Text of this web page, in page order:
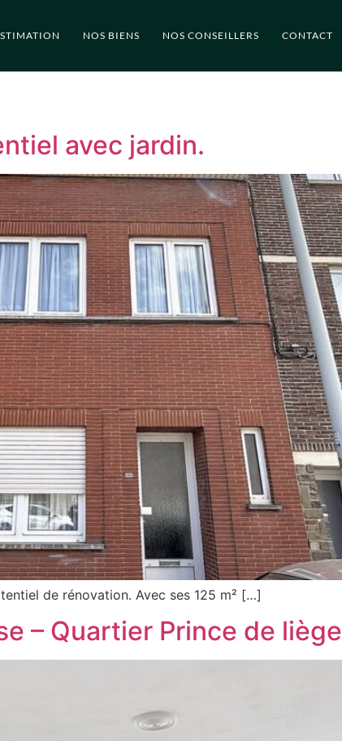
NOS BIENS NOS CONSEILLERS CONTACT
avec jardin.
de rénovation. Avec ses 125 m² […]
– Quartier Prince de liège